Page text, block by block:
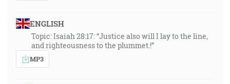
ENGLISH
Topic: Isaiah 28:17: “Justice also will I lay to the line,
and righteousness to the plummet.!”
MP3